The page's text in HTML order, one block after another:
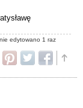
edytowano 1 raz